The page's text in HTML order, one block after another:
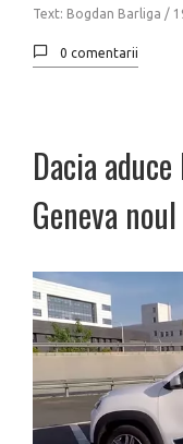
Text: Bogdan Barliga /
0 comentarii
Dacia
Geneva